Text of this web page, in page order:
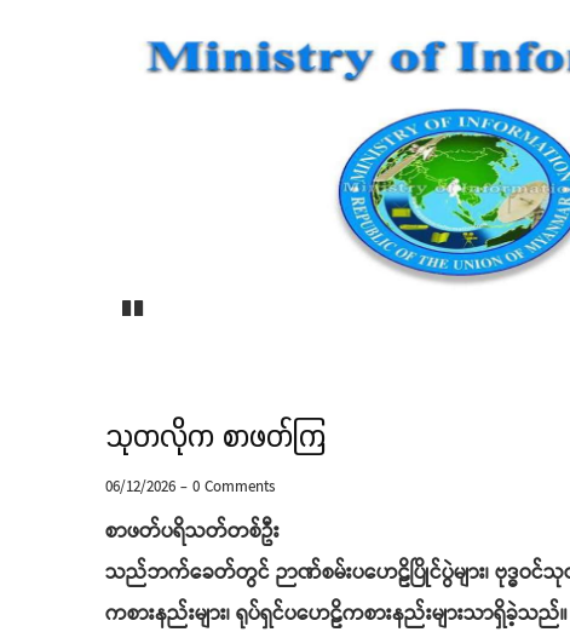
သုတလိုက စာဖတ်ကြ
06/12/2026-0 Comments
စာဖတ်ပရိသတ်တစ်ဦး
သည်ဘက်ခေတ်တွင် ဉာဏ်စမ်းပဟေဠိပြိုင်ပွဲများ၊ ဗုဒ္ဓဝင်
ကစားနည်းများ၊ ရုပ်ရှင်ပဟေဠိကစားနည်းများသာရှိခဲ့သည်။